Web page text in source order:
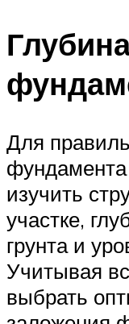
Для
фундамента
изучить
участке,
грунта и
Учитывая
выбрать